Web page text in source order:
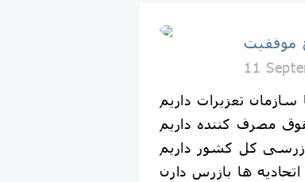
موفقيت
11
سازمان تعزیرات داریم
مصرف کننده داریم
کل کشور داریم
اتحادیه ها بازرس دارن